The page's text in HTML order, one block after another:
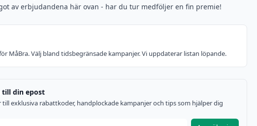
av erbjudandena här ovan - har du tur medföljer en fin premie!
MåBra. Välj bland tidsbegränsade kampanjer. Vi uppdaterar listan löpande.
till din epost
exklusiva rabattkoder, handplockade kampanjer och tips som hjälper dig